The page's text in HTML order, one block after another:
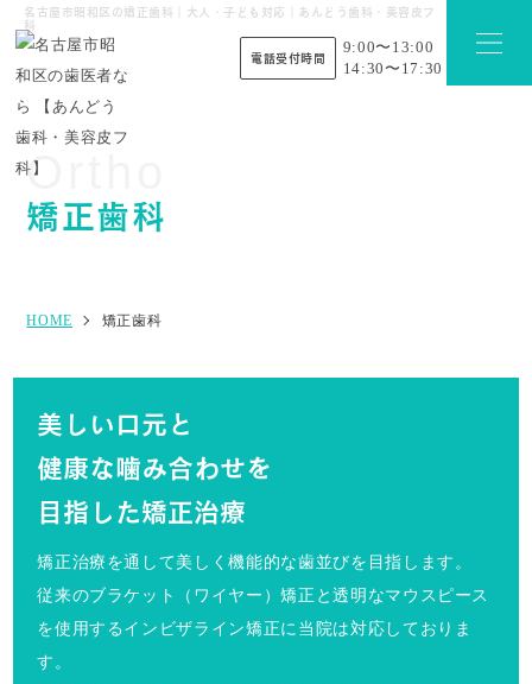
名古屋市昭和区の矯正歯科｜大人・子ども対応｜あんどう歯科・美容皮フ
科
電話受付時間
9:00〜13:00
14:30〜17:30
Ortho
矯正歯科
HOME 矯正歯科
美しい口元と
健康な噛み合わせを
目指した矯正治療
矯正治療を通して美しく機能的な歯並びを目指します。
従来のブラケット（ワイヤー）矯正と透明なマウスピース
を使用するインビザライン矯正に当院は対応しておりま
す。